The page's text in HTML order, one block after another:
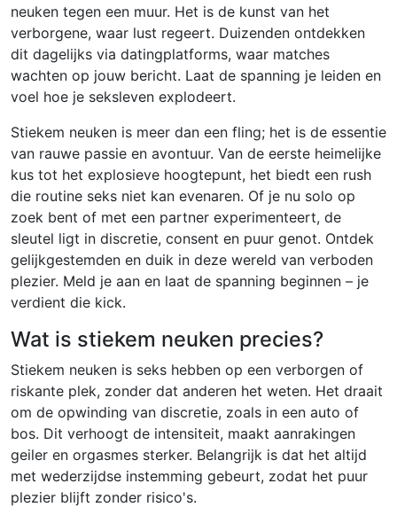
neuken tegen een muur. Het is de kunst van het
verborgene, waar lust regeert. Duizenden ontdekken
dit dagelijks via datingplatforms, waar matches
wachten op jouw bericht. Laat de spanning je leiden en
voel hoe je seksleven explodeert.
Stiekem neuken is meer dan een fling; het is de essentie
van rauwe passie en avontuur. Van de eerste heimelijke
kus tot het explosieve hoogtepunt, het biedt een rush
die routine seks niet kan evenaren. Of je nu solo op
zoek bent of met een partner experimenteert, de
sleutel ligt in discretie, consent en puur genot. Ontdek
gelijkgestemden en duik in deze wereld van verboden
plezier. Meld je aan en laat de spanning beginnen – je
verdient die kick.
Wat is stiekem neuken precies?
Stiekem neuken is seks hebben op een verborgen of
riskante plek, zonder dat anderen het weten. Het draait
om de opwinding van discretie, zoals in een auto of
bos. Dit verhoogt de intensiteit, maakt aanrakingen
geiler en orgasmes sterker. Belangrijk is dat het altijd
met wederzijdse instemming gebeurt, zodat het puur
plezier blijft zonder risico's.